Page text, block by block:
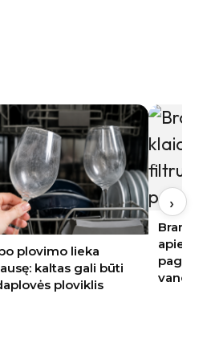
naujakurių klaida:
filtrus
tik paleidus
Kodėl iš
sultys?
›